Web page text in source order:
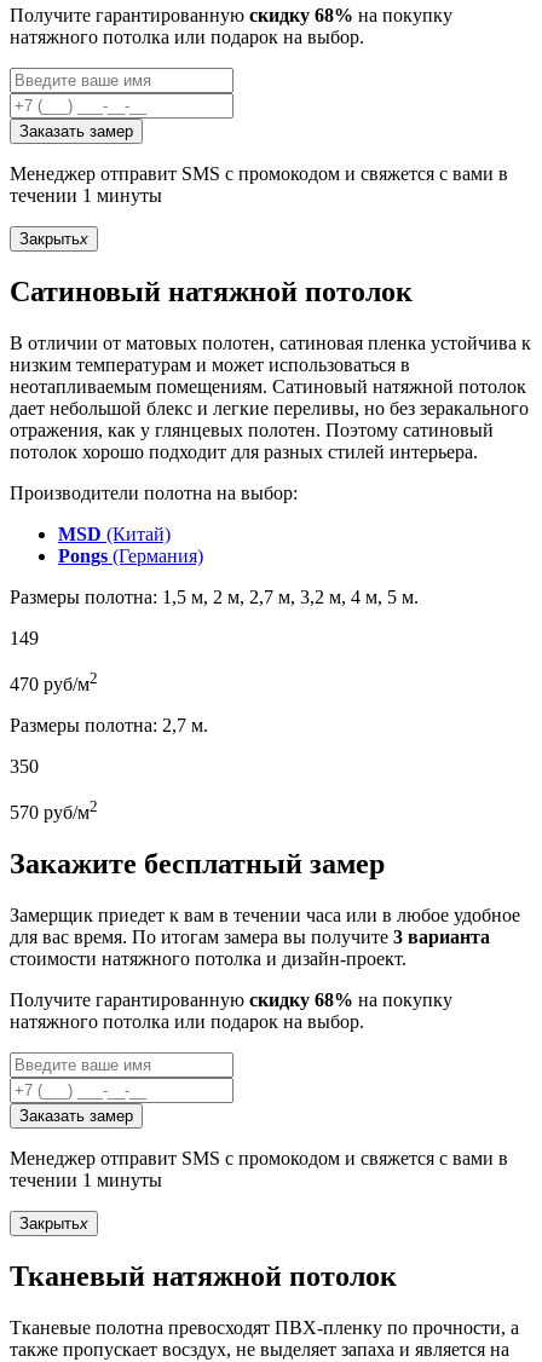
Получите гарантированную скидку 68% на покупку
натяжного потолка или подарок на выбор.
Заказать замер
Менеджер отправит SMS с промокодом и свяжется с вами в
течении 1 минуты
Закрытьx
Сатиновый натяжной потолок
В отличии от матовых полотен, сатиновая пленка устойчива к
низким температурам и может использоваться в
неотапливаемым помещениям. Сатиновый натяжной потолок
дает небольшой блекс и легкие переливы, но без зеракального
отражения, как у глянцевых полотен. Поэтому сатиновый
потолок хорошо подходит для разных стилей интерьера.
Производители полотна на выбор:
MSD (Китай)
Pongs (Германия)
Размеры полотна: 1,5 м, 2 м, 2,7 м, 3,2 м, 4 м, 5 м.
149
470 руб/м2
Размеры полотна: 2,7 м.
350
570 руб/м2
Закажите бесплатный замер
Замерщик приедет к вам в течении часа или в любое удобное
для вас время. По итогам замера вы получите 3 варианта
стоимости натяжного потолка и дизайн-проект.
Получите гарантированную скидку 68% на покупку
натяжного потолка или подарок на выбор.
Заказать замер
Менеджер отправит SMS с промокодом и свяжется с вами в
течении 1 минуты
Закрытьx
Тканевый натяжной потолок
Тканевые полотна превосходят ПВХ-пленку по прочности, а
также пропускает восздух, не выделяет запаха и является на